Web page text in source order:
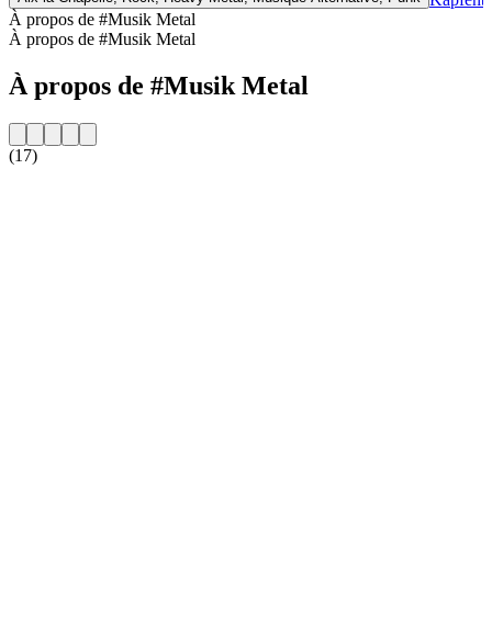
À propos de #Musik Metal
À propos de #Musik Metal
À propos de #Musik Metal
(17)